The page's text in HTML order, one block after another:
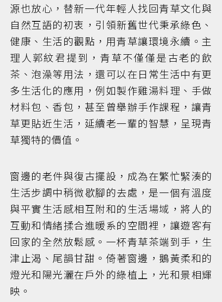
源也放心，替新一代年輕人找回青草文化與
自然互語的初衷，引領新舊世代秉承綠色、
健康、生活的觀點，用青草讓環境永續。主
理人郭紋君提到，青草不僅僅是古老的飲
茶、泡澡等用法，還可以在日常生活中有更
多生活化的應用，例如製作雞湯料理、手做
材料包、香包，甚至曾舉辦手作課程，讓青
草更貼近生活，延續老一輩的智慧，呈現青
草獨特的價值。
窗邊的老件與復古擺設，成為在繁忙緊湊的
生活步調中稍微歇腳的去處，是一個有溫度
與平實生活感相互附和的生活場域，將人的
互動和情緒揉合進暖系的空間裡，讓遊客有
回家的全然放鬆感。一杯青草茶端到手，生
津止渴、尾韻甘甜。倚著窗邊，鵝黃柔和的
燈光和陽光灑在戶外的綠植上，光和景相輝
映。